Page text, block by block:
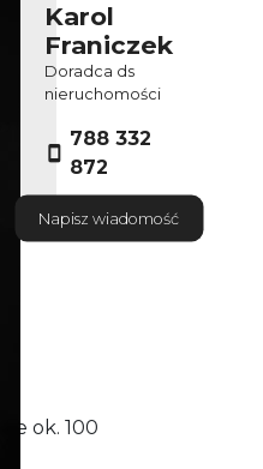
Karol
Franiczek
Doradca ds
nieruchomości
788 332
872
Napisz wiadomość
ok. 100